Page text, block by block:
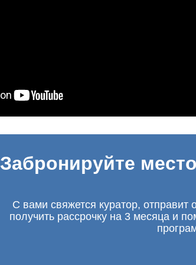
Забронируйте
С вами свяжется куратор, отправит
получить рассрочку на 3 месяца и